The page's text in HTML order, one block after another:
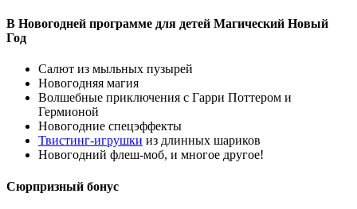
В Новогодней программе для детей Магический Новый
Год
Салют из мыльных пузырей
Новогодняя магия
Волшебные приключения с Гарри Поттером и
Гермионой
Новогодние спецэффекты
Твистинг-игрушки из длинных шариков
Новогодний флеш-моб, и многое другое!
Сюрпризный бонус